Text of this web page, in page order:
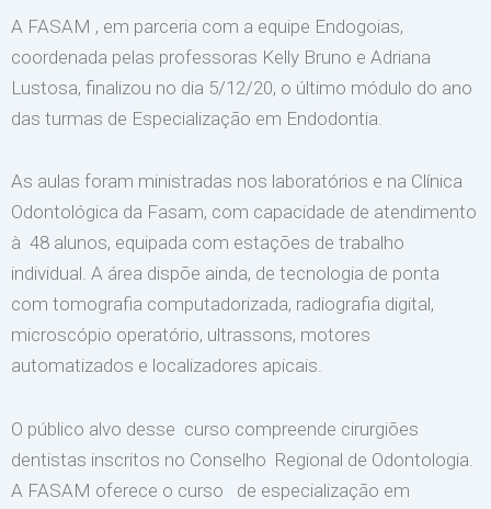
A FASAM , em parceria com a equipe Endogoias,
coordenada pelas professoras Kelly Bruno e Adriana
Lustosa, finalizou no dia 5/12/20, o último módulo do ano
das turmas de Especialização em Endodontia.
As aulas foram ministradas nos laboratórios e na Clínica
Odontológica da Fasam, com capacidade de atendimento
à 48 alunos, equipada com estações de trabalho
individual. A área dispõe ainda, de tecnologia de ponta
com tomografia computadorizada, radiografia digital,
microscópio operatório, ultrassons, motores
automatizados e localizadores apicais.
O público alvo desse curso compreende cirurgiões
dentistas inscritos no Conselho Regional de Odontologia.
A FASAM oferece o curso de especialização em